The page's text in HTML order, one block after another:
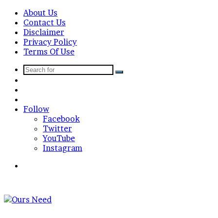
About Us
Contact Us
Disclaimer
Privacy Policy
Terms Of Use
Search
In
Follow
Facebook
Twitter
YouTube
Instagram